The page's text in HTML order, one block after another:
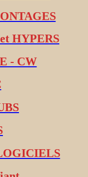
HYPERS
- CW